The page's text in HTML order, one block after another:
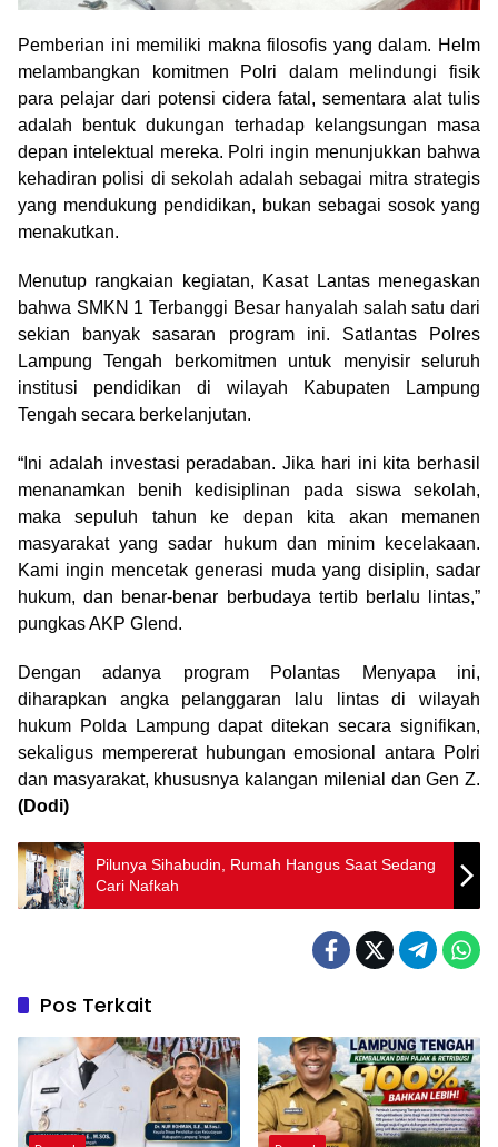
Pemberian ini memiliki makna filosofis yang dalam. Helm
melambangkan komitmen Polri dalam melindungi fisik
para pelajar dari potensi cidera fatal, sementara alat tulis
adalah bentuk dukungan terhadap kelangsungan masa
depan intelektual mereka. Polri ingin menunjukkan bahwa
kehadiran polisi di sekolah adalah sebagai mitra strategis
yang mendukung pendidikan, bukan sebagai sosok yang
menakutkan.
Menutup rangkaian kegiatan, Kasat Lantas menegaskan
bahwa SMKN 1 Terbanggi Besar hanyalah salah satu dari
sekian banyak sasaran program ini. Satlantas Polres
Lampung Tengah berkomitmen untuk menyisir seluruh
institusi pendidikan di wilayah Kabupaten Lampung
Tengah secara berkelanjutan.
“Ini adalah investasi peradaban. Jika hari ini kita berhasil
menanamkan benih kedisiplinan pada siswa sekolah,
maka sepuluh tahun ke depan kita akan memanen
masyarakat yang sadar hukum dan minim kecelakaan.
Kami ingin mencetak generasi muda yang disiplin, sadar
hukum, dan benar-benar berbudaya tertib berlalu lintas,”
pungkas AKP Glend.
Dengan adanya program Polantas Menyapa ini,
diharapkan angka pelanggaran lalu lintas di wilayah
hukum Polda Lampung dapat ditekan secara signifikan,
sekaligus mempererat hubungan emosional antara Polri
dan masyarakat, khususnya kalangan milenial dan Gen Z.
(Dodi)
Pilunya Sihabudin, Rumah Hangus Saat Sedang
Cari Nafkah
Pos Terkait